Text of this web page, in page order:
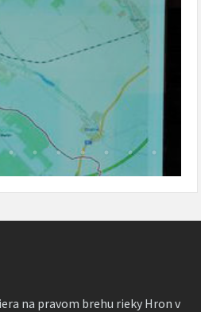
na pravom brehu rieky Hron v